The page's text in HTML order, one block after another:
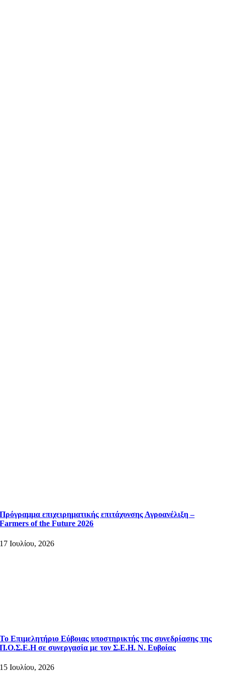
Πρόγραμμα επιχειρηματικής επιτάχυνσης Αγροανέλιξη –
Farmers of the Future 2026
17 Ιουλίου, 2026
Το Επιμελητήριο Εύβοιας υποστηρικτής της συνεδρίασης της
Π.Ο.Σ.Ε.Η σε συνεργασία με τον Σ.Ε.Η. Ν. Ευβοίας
15 Ιουλίου, 2026